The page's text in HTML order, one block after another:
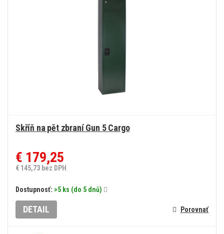
Skříň na pět zbraní Gun 5 Cargo
€ 179,25
€ 145,73 bez DPH
Dostupnosť: >5 ks (do 5 dnů)
DETAIL Porovnať